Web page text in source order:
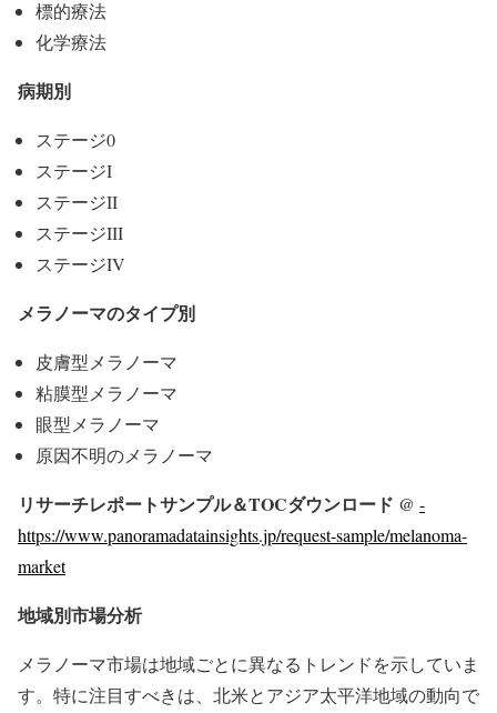
標的療法
化学療法
病期別
ステージ0
ステージI
ステージII
ステージIII
ステージIV
メラノーマのタイプ別
皮膚型メラノーマ
粘膜型メラノーマ
眼型メラノーマ
原因不明のメラノーマ
リサーチレポートサンプル＆TOCダウンロード @ -
https://www.panoramadatainsights.jp/request-sample/melanoma-
market
地域別市場分析
メラノーマ市場は地域ごとに異なるトレンドを示していま
す。特に注目すべきは、北米とアジア太平洋地域の動向で